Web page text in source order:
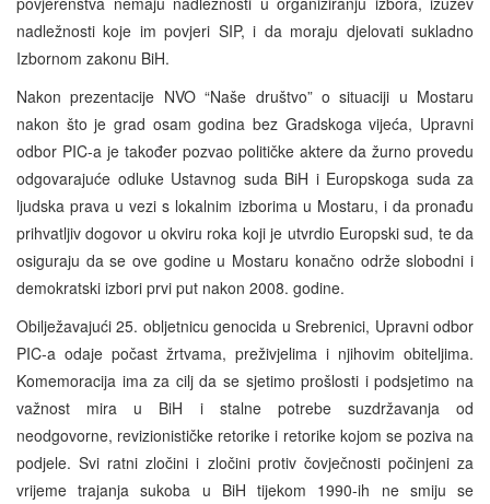
nadležnosti koje im povjeri SIP, i da moraju djelovati sukladno
Izbornom zakonu BiH.
Nakon prezentacije NVO “Naše društvo” o situaciji u Mostaru
nakon što je grad osam godina bez Gradskoga vijeća, Upravni
odbor PIC-a je također pozvao političke aktere da žurno provedu
odgovarajuće odluke Ustavnog suda BiH i Europskoga suda za
ljudska prava u vezi s lokalnim izborima u Mostaru, i da pronađu
prihvatljiv dogovor u okviru roka koji je utvrdio Europski sud, te da
osiguraju da se ove godine u Mostaru konačno održe slobodni i
demokratski izbori prvi put nakon 2008. godine.
Obilježavajući 25. obljetnicu genocida u Srebrenici, Upravni odbor
PIC-a odaje počast žrtvama, preživjelima i njihovim obiteljima.
Komemoracija ima za cilj da se sjetimo prošlosti i podsjetimo na
važnost mira u BiH i stalne potrebe suzdržavanja od
neodgovorne, revizionističke retorike i retorike kojom se poziva na
podjele. Svi ratni zločini i zločini protiv čovječnosti počinjeni za
vrijeme trajanja sukoba u BiH tijekom 1990-ih ne smiju se